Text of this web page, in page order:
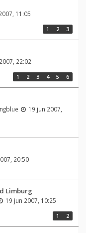
11:05
1 2 3
22:02
1 2 3 4 5 6
19 jun 2007,
20:50
Limburg
19 jun 2007, 10:25
1 2